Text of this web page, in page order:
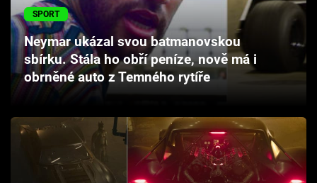
Hry
Cool Esport
Pořady
TV Program
Sledujte prima+
SPORT
Neymar ukázal svou batmanovskou
sbírku. Stála ho obří peníze, nově má i
obrněné auto z Temného rytíře